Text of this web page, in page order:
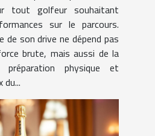
tout golfeur souhaitant
sur le parcours.
de son drive ne dépend pas
brute, mais aussi de la
physique et